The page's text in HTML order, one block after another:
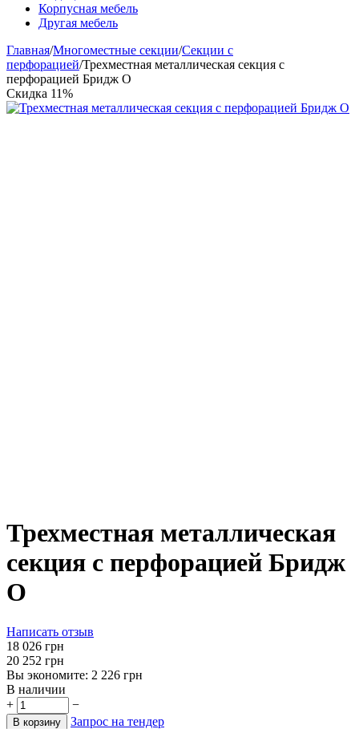
Корпусная мебель
Другая мебель
Главная/Многоместные секции/Секции с
перфорацией/Трехместная металлическая секция с
перфорацией Бридж O
Скидка 11%
Трехместная металлическая
секция с перфорацией Бридж
O
Написать отзыв
‍18 026‍ грн
‍20 252‍ грн
Вы экономите: 2 226 грн
В наличии
+
−
В корзину
Запрос на тендер